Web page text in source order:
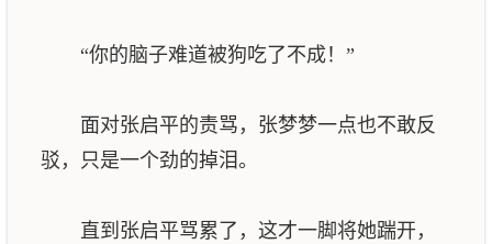
“你的脑子难道被狗吃了不成！”
面对张启平的责骂，张梦梦一点也不敢反
驳，只是一个劲的掉泪。
直到张启平骂累了，这才一脚将她踹开，